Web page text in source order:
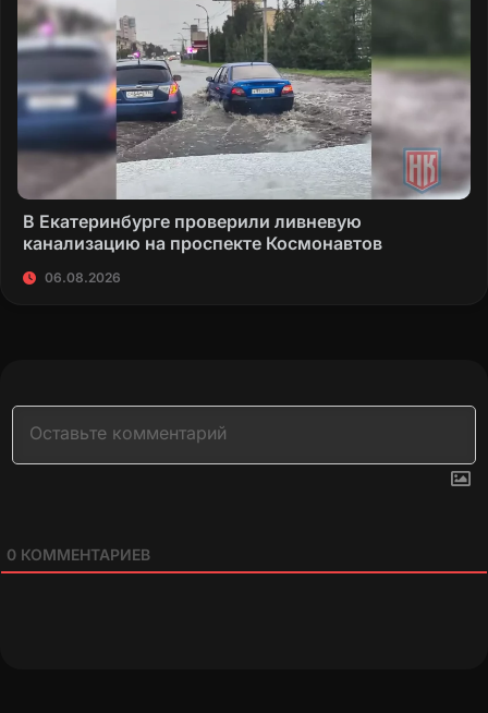
В Екатеринбурге проверили ливневую
канализацию на проспекте Космонавтов
06.08.2026
0 КОММЕНТАРИЕВ